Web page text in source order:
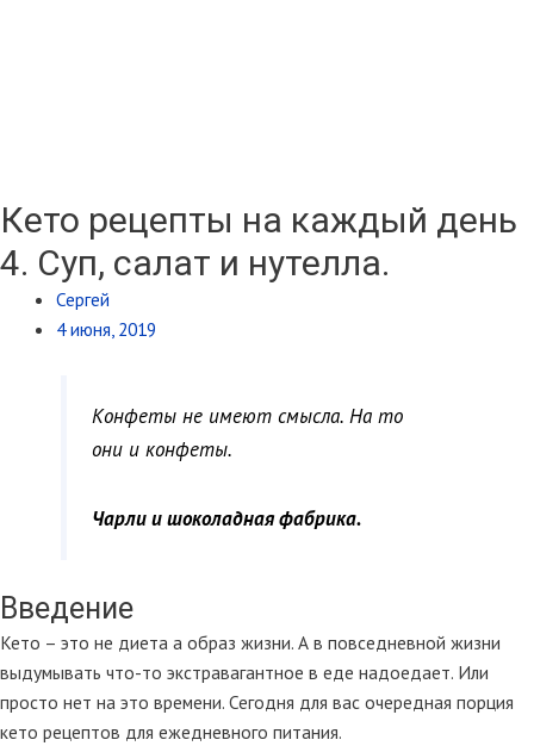
Кето рецепты на каждый день
4. Суп, салат и нутелла.
Сергей
4 июня, 2019
Конфеты не имеют смысла. На то
они и конфеты.
Чарли и шоколадная фабрика.
Введение
Кето – это не диета а образ жизни. А в повседневной жизни
выдумывать что-то экстравагантное в еде надоедает. Или
просто нет на это времени. Сегодня для вас очередная порция
кето рецептов для ежедневного питания.